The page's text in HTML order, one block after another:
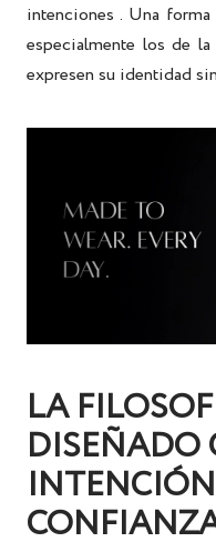
intenciones . Una
especialmente los de
expresen su identidad
LA
DISEÑADO